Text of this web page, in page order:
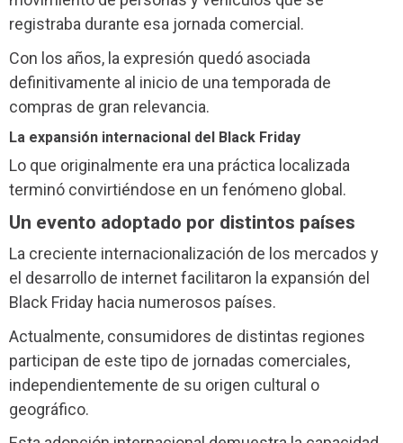
registraba durante esa jornada comercial.
Con los años, la expresión quedó asociada
definitivamente al inicio de una temporada de
compras de gran relevancia.
La expansión internacional del Black Friday
Lo que originalmente era una práctica localizada
terminó convirtiéndose en un fenómeno global.
Un evento adoptado por distintos países
La creciente internacionalización de los mercados y
el desarrollo de internet facilitaron la expansión del
Black Friday hacia numerosos países.
Actualmente, consumidores de distintas regiones
participan de este tipo de jornadas comerciales,
independientemente de su origen cultural o
geográfico.